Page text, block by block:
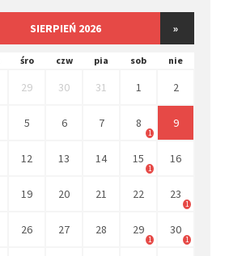
SIERPIEŃ 2026 »
śro czw pia sob nie
29 30 31 1 2
5 6 7 8
1
9
12 13 14 15
1
16
19 20 21 22 23
1
26 27 28 29
1
30
1